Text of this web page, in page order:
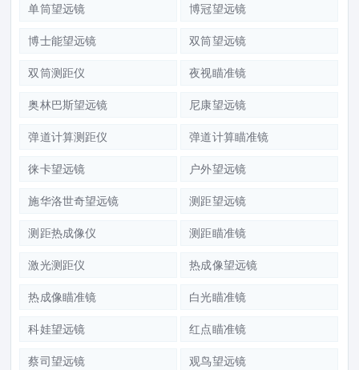
单筒望远镜 博冠望远镜
博士能望远镜 双筒望远镜
双筒测距仪 夜视瞄准镜
奥林巴斯望远镜 尼康望远镜
弹道计算测距仪 弹道计算瞄准镜
徕卡望远镜 户外望远镜
施华洛世奇望远镜 测距望远镜
测距热成像仪 测距瞄准镜
激光测距仪 热成像望远镜
热成像瞄准镜 白光瞄准镜
科娃望远镜 红点瞄准镜
蔡司望远镜 观鸟望远镜